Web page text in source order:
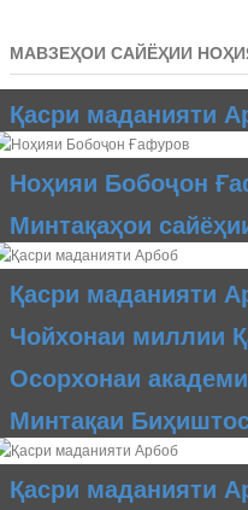
МАВЗЕҲОИ САЙЁҲИИ
Қасри маданияти
Ноҳияи Бобоҷон
Минтақаҳои
Қасри маданияти
Чойхонаи миллии
Осорхонаи
Минтақаи
Қасри маданияти